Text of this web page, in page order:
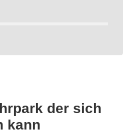
der sich
kann